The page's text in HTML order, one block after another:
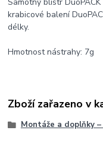
krabicové balení
délky.
Hmotnost nástrahy: 7g
Zboží zařazeno v
Montáže a doplňky